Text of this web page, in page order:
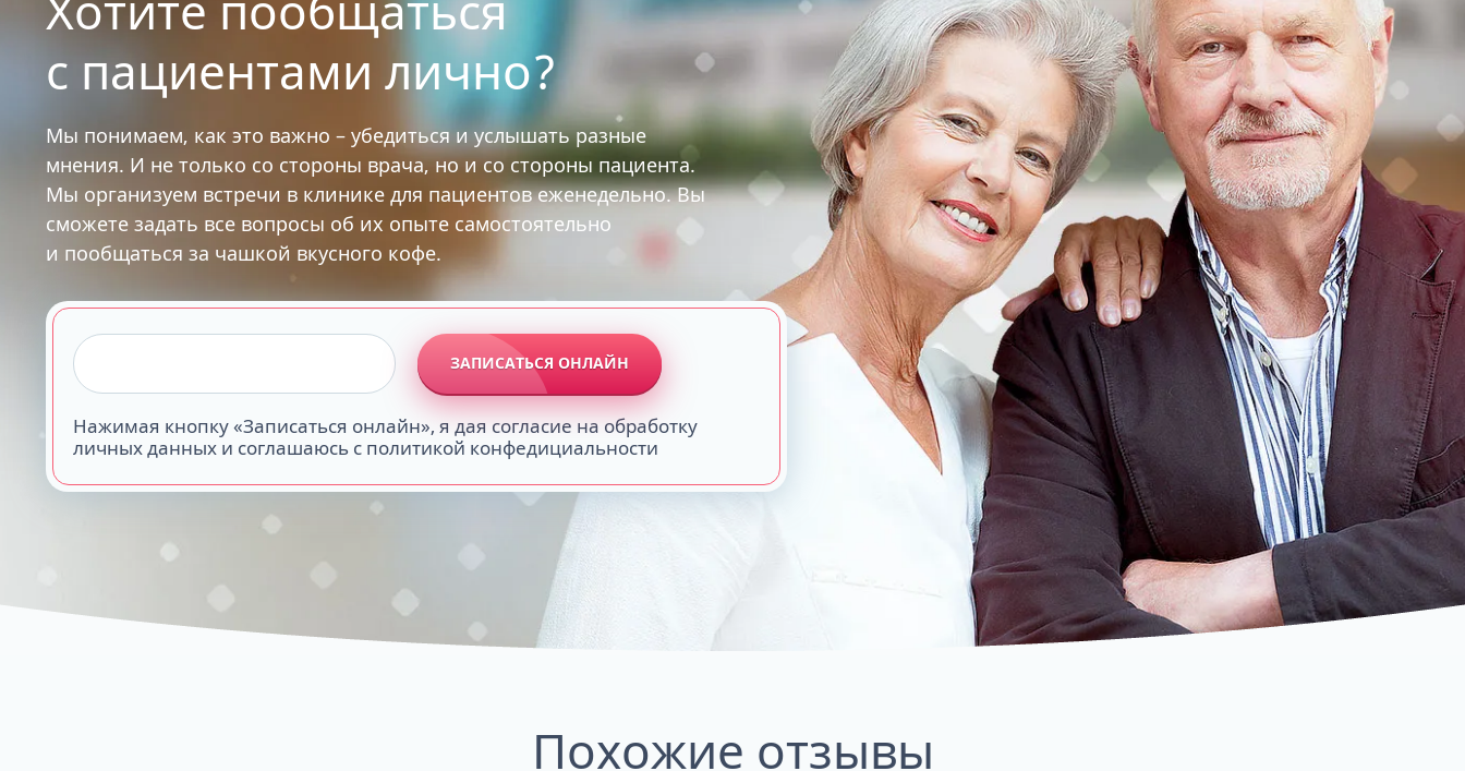
с пациентами лично?
Мы понимаем, как это важно – убедиться и услышать разные
мнения. И не только со стороны врача, но и со стороны пациента.
Мы организуем встречи в клинике для пациентов еженедельно. Вы
сможете задать все вопросы об их опыте самостоятельно
и пообщаться за чашкой вкусного кофе.
ЗАПИСАТЬСЯ ОНЛАЙН
Нажимая кнопку «Записаться онлайн», я дая согласие на обработку
личных данных и соглашаюсь с политикой конфедициальности
Похожие отзывы